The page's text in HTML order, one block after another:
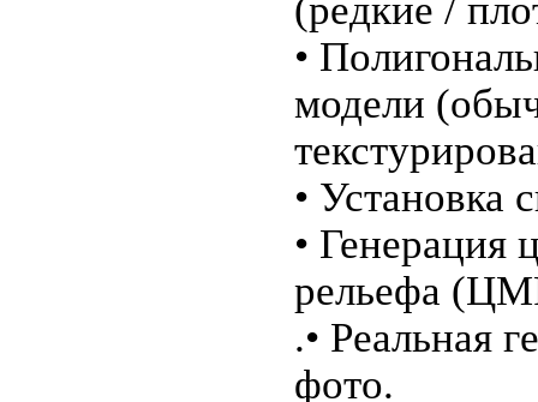
(редкие /
•
модели
• Установка
• Генерация
рельефа
.• Реальная
фото.